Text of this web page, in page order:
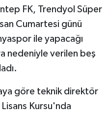
FK, Trendyol Süper
Cumartesi günü
ile yapacağı
nedeniyle verilen beş
göre teknik direktör
Lisans Kursu'nda